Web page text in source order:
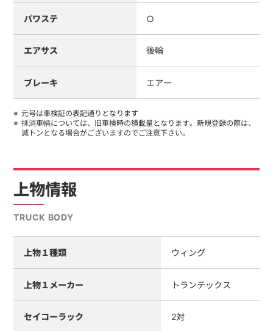
パワステ ○
エアサス 後輪
ブレーキ エアー
元号は車検証の表記通りとなります
抹消車輌については、旧車検時の積載量となります。新規登録の際は、
減トンとなる場合がございますのでご注意下さい。
上物情報
TRUCK BODY
上物１種類 ウィング
上物１メーカー トランテックス
セイコーラック 2対